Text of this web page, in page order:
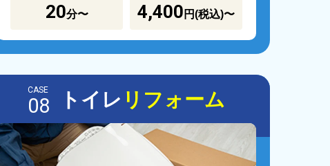
20分〜 4,400 円(税込)〜
CASE
08 トイレ リフォーム